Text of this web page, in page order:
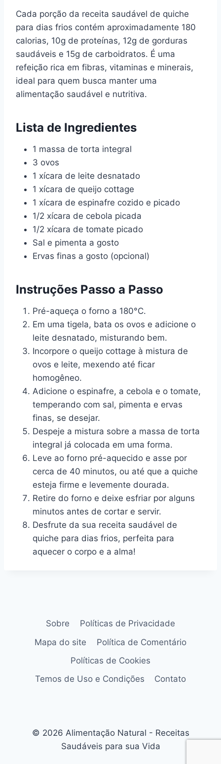
Cada porção da receita saudável de quiche
para dias frios contém aproximadamente 180
calorias, 10g de proteínas, 12g de gorduras
saudáveis e 15g de carboidratos. É uma
refeição rica em fibras, vitaminas e minerais,
ideal para quem busca manter uma
alimentação saudável e nutritiva.
Lista de Ingredientes
1 massa de torta integral
3 ovos
1 xícara de leite desnatado
1 xícara de queijo cottage
1 xícara de espinafre cozido e picado
1/2 xícara de cebola picada
1/2 xícara de tomate picado
Sal e pimenta a gosto
Ervas finas a gosto (opcional)
Instruções Passo a Passo
Pré-aqueça o forno a 180°C.
Em uma tigela, bata os ovos e adicione o
leite desnatado, misturando bem.
Incorpore o queijo cottage à mistura de
ovos e leite, mexendo até ficar
homogêneo.
Adicione o espinafre, a cebola e o tomate,
temperando com sal, pimenta e ervas
finas, se desejar.
Despeje a mistura sobre a massa de torta
integral já colocada em uma forma.
Leve ao forno pré-aquecido e asse por
cerca de 40 minutos, ou até que a quiche
esteja firme e levemente dourada.
Retire do forno e deixe esfriar por alguns
minutos antes de cortar e servir.
Desfrute da sua receita saudável de
quiche para dias frios, perfeita para
aquecer o corpo e a alma!
Sobre
Políticas de Privacidade
Mapa do site
Política de Comentário
Políticas de Cookies
Temos de Uso e Condições
Contato
© 2026 Alimentação Natural - Receitas
Saudáveis para sua Vida